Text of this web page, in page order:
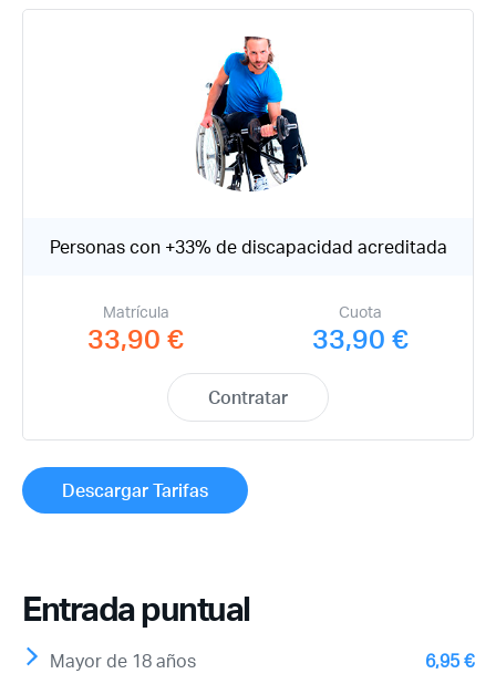
¿Ya eres socio pero no
estas registrado?
Personas con +33% de discapacidad acreditada
Matrícula
33,90 €
Cuota
33,90 €
Contratar
Descargar Tarifas
Entrada puntual
Mayor de 18 años 6,95 €